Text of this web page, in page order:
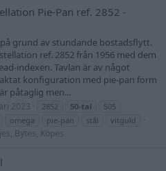
Pie-Pan ref. 2852 -
grund av stundande bostadsflytt.
ref. 2852 från 1956 med dem
indexen. Tavlan är av något
konfiguration med pie-pan form
påtaglig men...
2023 2852 50-tal
505
omega pie-pan stål vitguld
Bytes, Köpes